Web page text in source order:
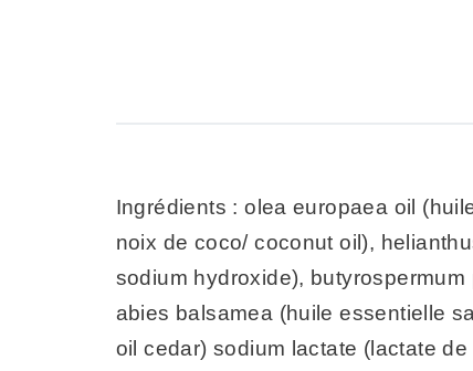
Ingrédients : olea europaea oil
noix de coco/ coconut oil),
sodium hydroxide),
abies balsamea (huile essentielle
oil cedar) sodium lactate (lactate